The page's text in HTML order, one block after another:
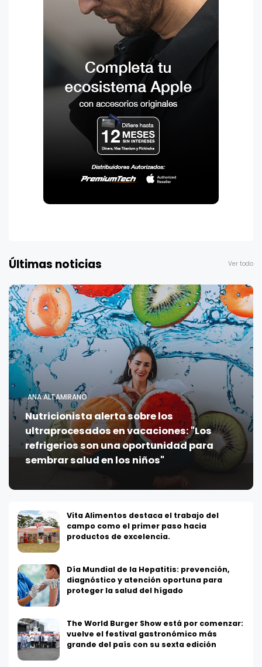
Últimas noticias Ver todo
ANA ALTAMIRANO
Nutricionista alerta sobre los
ultraprocesados en vacaciones: "Los
refrigerios son una oportunidad para
sembrar salud en los niños"
Vita Alimentos destaca el trabajo del
campo como el primer paso hacia
productos de excelencia.
Día Mundial de la Hepatitis: prevención,
diagnóstico y atención oportuna para
proteger la salud del hígado
The World Burger Show está por comenzar:
vuelve el festival gastronómico más
grande del país con su sexta edición